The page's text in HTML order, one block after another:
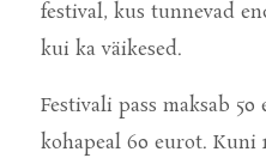
festival, kus tunnevad
kui ka väikesed.
Festivali pass maksab
kohapeal 60 eurot. Kuni